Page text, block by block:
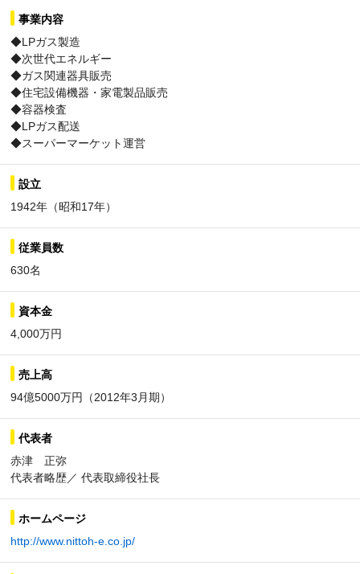
事業内容
◆LPガス製造
◆次世代エネルギー
◆ガス関連器具販売
◆住宅設備機器・家電製品販売
◆容器検査
◆LPガス配送
◆スーパーマーケット運営
設立
1942年（昭和17年）
従業員数
630名
資本金
4,000万円
売上高
94億5000万円（2012年3月期）
代表者
赤津 正弥
代表者略歴／ 代表取締役社長
ホームページ
http://www.nittoh-e.co.jp/